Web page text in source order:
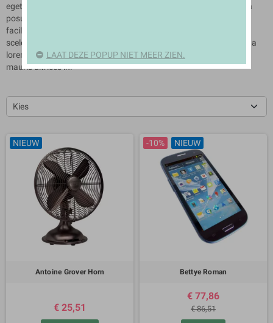
eget tristique eros. Aliquam gravida dolor augue, nec auctor ligula
posuere finibus. Praesent sit amet est sem. Curabitur non felis
facilisis, interdum turpis id, egestas nisi. Fusce blandit, mi at
scelerisque porta, purus erat aliquet est, vitae maximus arcu nibh a
lorem. Sed eleifend consequat neque, consectetur ullamcorper
mauris ultrices in.
Kies
NIEUW
Antoine Grover Horn
€ 25,51
-10% NIEUW
Bettye Roman
€ 77,86
€ 86,51
LAAT DEZE POPUP NIET MEER ZIEN.